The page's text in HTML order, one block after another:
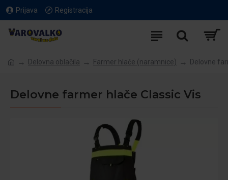
Prijava Registracija
Delovna oblačila Farmer hlače (naramnice) Delovne
Delovne farmer hlače Classic Vis